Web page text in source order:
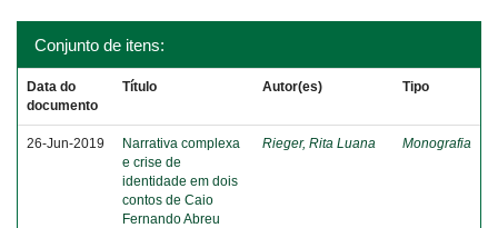
Conjunto de itens:
Data do
documento
Título Autor(es) Tipo
26-Jun-2019
Narrativa complexa
e crise de
identidade em dois
contos de Caio
Fernando Abreu
Rieger, Rita Luana Monografia